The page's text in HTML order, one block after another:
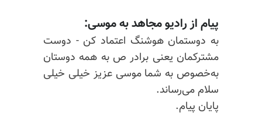
پیام از رادیو مجاهد به موسی:
به دوستمان هوشنگ اعتماد کن - دوست
مشترکمان یعنی برادر ص به همه دوستان
به‌خصوص به شما موسی عزیز خیلی خیلی
سلام می‌رساند.
پایان پیام.